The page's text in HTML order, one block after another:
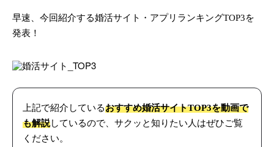
早速、今回紹介する婚活サイト・アプリランキングTOP3を
発表！
上記で紹介しているおすすめ婚活サイトTOP3を動画で
も解説しているので、サクッと知りたい人はぜひご覧
ください。